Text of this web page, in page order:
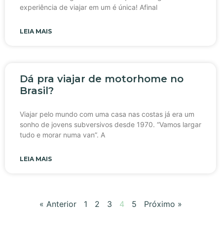
experiência de viajar em um é única! Afinal
LEIA MAIS
Dá pra viajar de motorhome no
Brasil?
Viajar pelo mundo com uma casa nas costas já era um
sonho de jovens subversivos desde 1970. “Vamos largar
tudo e morar numa van”. A
LEIA MAIS
« Anterior 1 2 3 4 5 Próximo »